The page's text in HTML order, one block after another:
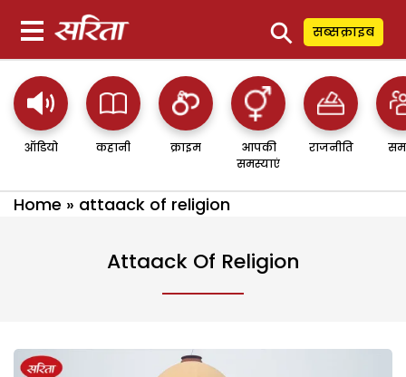
⚲ सब्सक्राइब
ऑडियो कहानी क्राइम
आपकी
समस्याएं
राजनीति
Home » attaack of religion
Attaack Of Religion